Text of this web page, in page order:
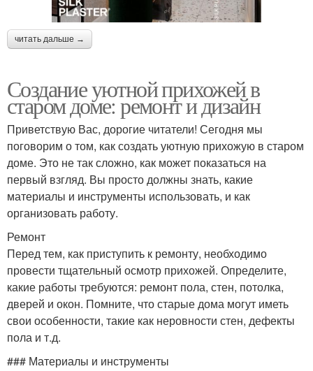
читать дальше →
Создание уютной прихожей в
старом доме: ремонт и дизайн
Приветствую Вас, дорогие читатели! Сегодня мы
поговорим о том, как создать уютную прихожую в старом
доме. Это не так сложно, как может показаться на
первый взгляд. Вы просто должны знать, какие
материалы и инструменты использовать, и как
организовать работу.
Ремонт
Перед тем, как приступить к ремонту, необходимо
провести тщательный осмотр прихожей. Определите,
какие работы требуются: ремонт пола, стен, потолка,
дверей и окон. Помните, что старые дома могут иметь
свои особенности, такие как неровности стен, дефекты
пола и т.д.
### Материалы и инструменты